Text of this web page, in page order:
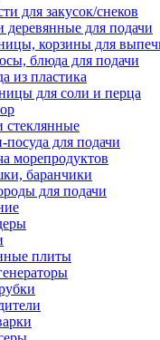
для закусок/снеков
деревянные для подачи
корзины для
блюда для подачи
из пластика
для соли и перца
стеклянные
для подачи
морепродуктов
баранчики
для подачи
плиты